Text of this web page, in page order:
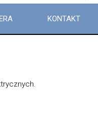
KONTAKT